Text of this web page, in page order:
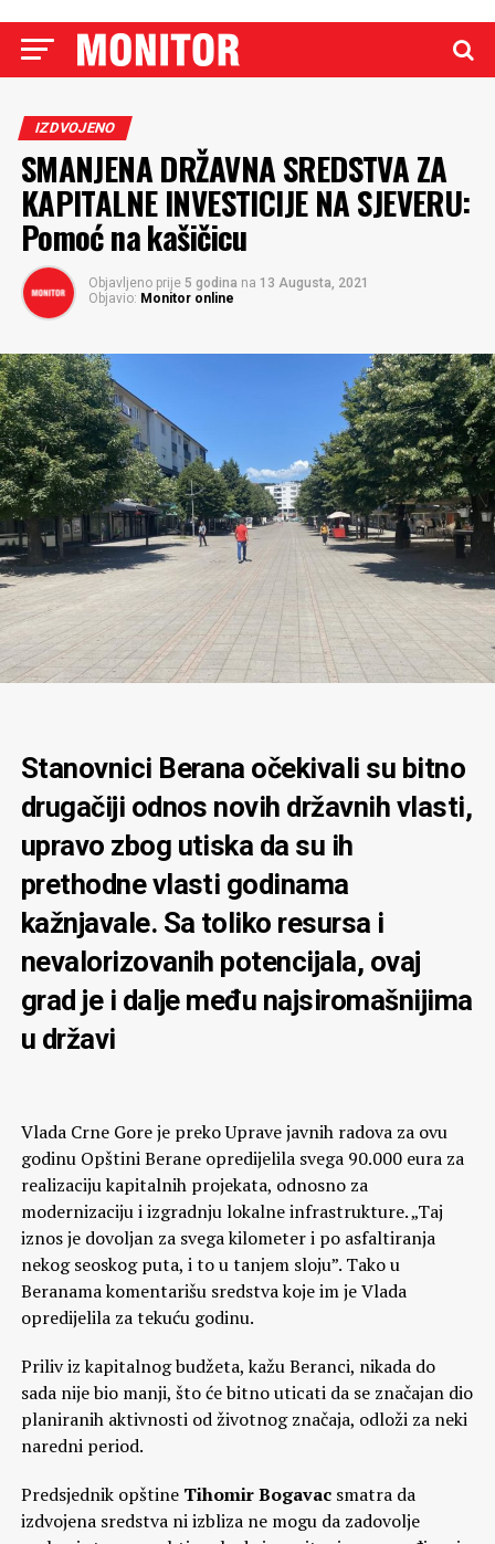
IZDVOJENO
SMANJENA DRŽAVNA SREDSTVA ZA
KAPITALNE INVESTICIJE NA SJEVERU:
Pomoć na kašičicu
Objavljeno prije 5 godina na 13 Augusta, 2021
Objavio: Monitor online
Stanovnici Berana očekivali su bitno
drugačiji odnos novih državnih vlasti,
upravo zbog utiska da su ih
prethodne vlasti godinama
kažnjavale. Sa toliko resursa i
nevalorizovanih potencijala, ovaj
grad je i dalje među najsiromašnijima
u državi
Vlada Crne Gore je preko Uprave javnih radova za ovu
godinu Opštini Berane opredijelila svega 90.000 eura za
realizaciju kapitalnih projekata, odnosno za
modernizaciju i izgradnju lokalne infrastrukture. „Taj
iznos je dovoljan za svega kilometer i po asfaltiranja
nekog seoskog puta, i to u tanjem sloju”. Tako u
Beranama komentarišu sredstva koje im je Vlada
opredijelila za tekuću godinu.
Priliv iz kapitalnog budžeta, kažu Beranci, nikada do
sada nije bio manji, što će bitno uticati da se značajan dio
planiranih aktivnosti od životnog značaja, odloži za neki
naredni period.
Predsjednik opštine Tihomir Bogavacsmatra da
izdvojena sredstva ni izbliza ne mogu da zadovolje